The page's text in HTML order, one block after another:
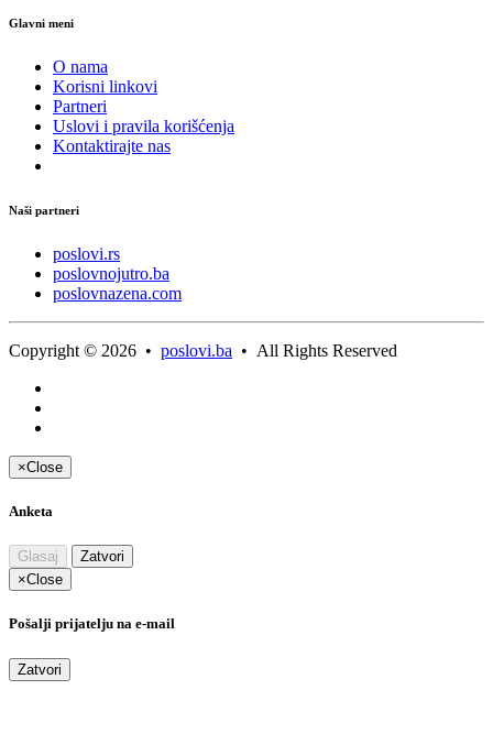
Glavni meni
O nama
Korisni linkovi
Partneri
Uslovi i pravila korišćenja
Kontaktirajte nas
Naši partneri
poslovi.rs
poslovnojutro.ba
poslovnazena.com
Copyright © 2026 • poslovi.ba • All Rights Reserved
×Close
Anketa
Glasaj
Zatvori
×Close
Pošalji prijatelju na e-mail
Zatvori